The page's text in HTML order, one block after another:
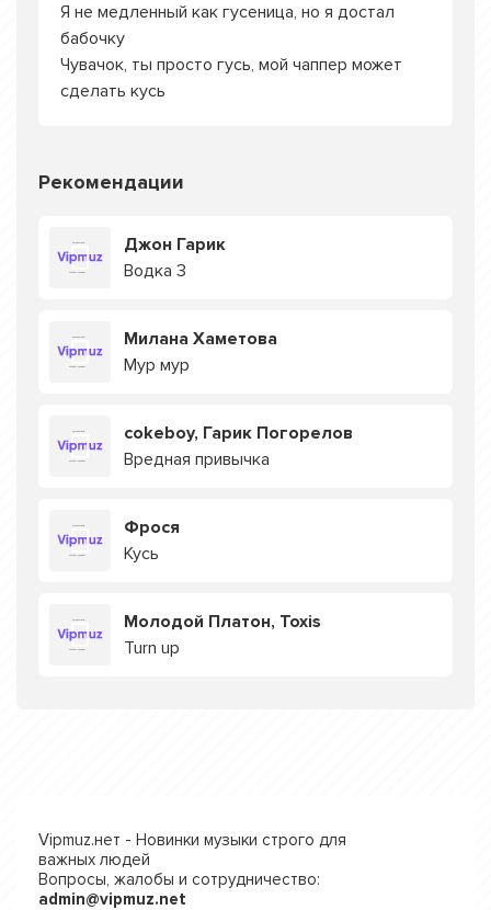
Я не медленный как гусеница, но я достал
бабочку
Чувачок, ты просто гусь, мой чаппер может
сделать кусь
Рекомендации
Джон Гарик
Водка 3
Милана Хаметова
Мур мур
cokeboy, Гарик Погорелов
Вредная привычка
Фрося
Кусь
Молодой Платон, Toxis
Turn up
Vipmuz.нет - Новинки музыки строго для
важных людей
Вопросы, жалобы и сотрудничество:
admin@vipmuz.net